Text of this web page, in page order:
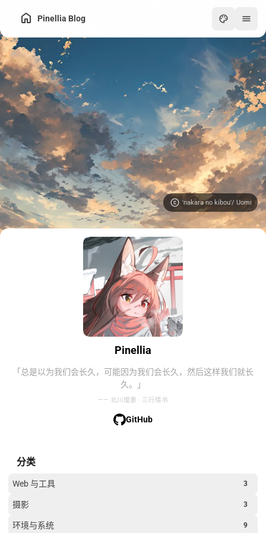
Pinellia Blog
'nakara no kibou'/ Uomi
Pinellia
「总是以为我们会长久，可能因为我们会长久，然后这样我们就长
久。」
—— 北川理惠 · 三行情书
GitHub
分类
Web 与工具 3
摄影 3
环境与系统 9